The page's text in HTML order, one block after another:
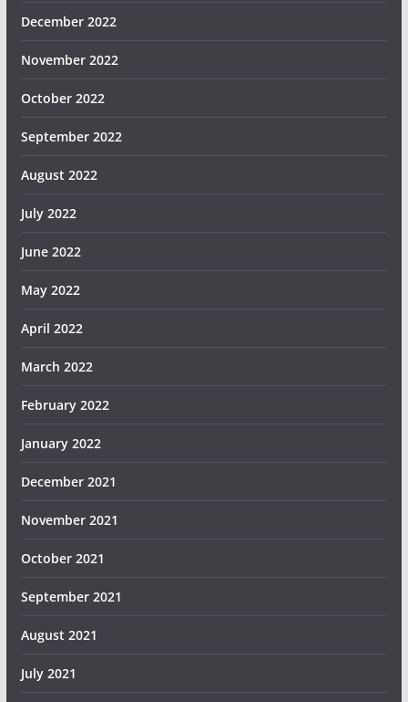
December 2022
November 2022
October 2022
September 2022
August 2022
July 2022
June 2022
May 2022
April 2022
March 2022
February 2022
January 2022
December 2021
November 2021
October 2021
September 2021
August 2021
July 2021